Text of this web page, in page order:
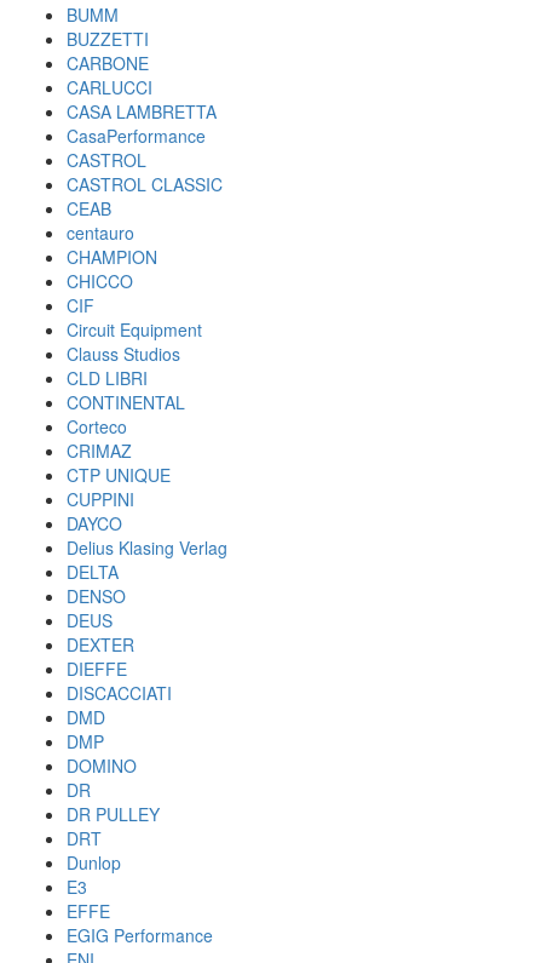
BUMM
BUZZETTI
CARBONE
CARLUCCI
CASA LAMBRETTA
CasaPerformance
CASTROL
CASTROL CLASSIC
CEAB
centauro
CHAMPION
CHICCO
CIF
Circuit Equipment
Clauss Studios
CLD LIBRI
CONTINENTAL
Corteco
CRIMAZ
CTP UNIQUE
CUPPINI
DAYCO
Delius Klasing Verlag
DELTA
DENSO
DEUS
DEXTER
DIEFFE
DISCACCIATI
DMD
DMP
DOMINO
DR
DR PULLEY
DRT
Dunlop
E3
EFFE
EGIG Performance